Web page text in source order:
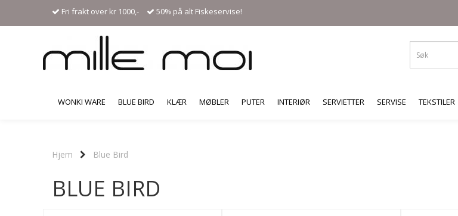
Fri frakt over kr 1000,- 50% på alt Fiskeservise!
WONKI WARE BLUE BIRD KLÆR MØBLER PUTER INTERIØR SERVIETTER SERVISE TEKSTILER
Hjem Blue Bird
BLUE BIRD